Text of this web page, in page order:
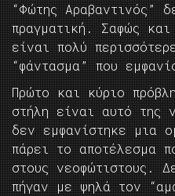
“Φώτης Αραβαντινός”
πραγματική. Σαφώς
είναι πολύ
“φάντασμα” που
Πρώτο και κύριο
στήλη είναι αυτό της
δεν εμφανίστηκε μια
πάρει το αποτέλεσμα
στους νεοφώτιστους.
πήγαν με ψηλά τον